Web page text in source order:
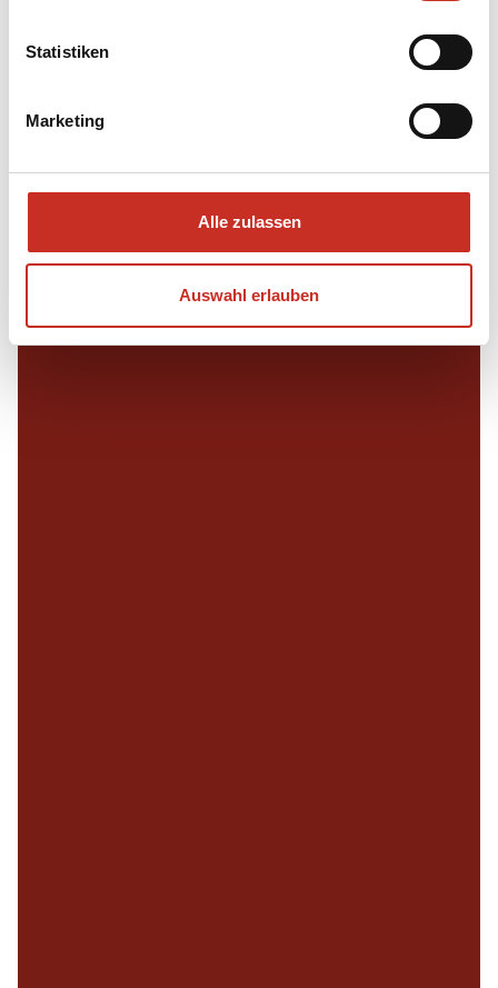
Statistiken
Marketing
Alle zulassen
Auswahl erlauben